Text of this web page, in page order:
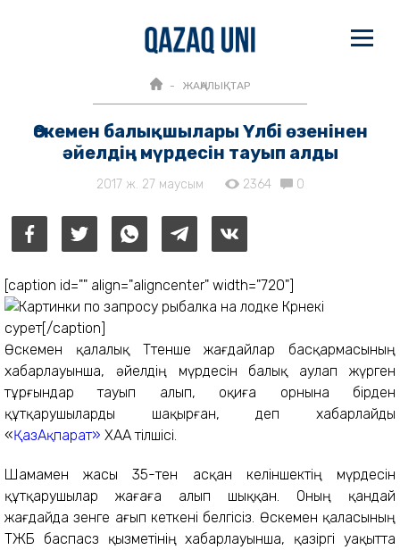
ЖАҢАЛЫҚТАР
Өскемен балықшылары Үлбі өзенінен
әйелдің мүрдесін тауып алды
2017 ж. 27 маусым 2364 0
[caption id="" align="aligncenter" width="720"]
Көрнекі
сурет[/caption]
Өскемен қалалық Төтенше жағдайлар басқармасының
хабарлауынша, әйелдің мүрдесін балық аулап жүрген
тұрғындар тауып алып, оқиға орнына бірден
құтқарушыларды шақырған, деп хабарлайды
«ҚазАқпарат» ХАА тілшісі.
Шамамен жасы 35-тен асқан келіншектің мүрдесін
құтқарушылар жағаға алып шыққан. Оның қандай
жағдайда өзенге ағып кеткені белгісіз. Өскемен қаласының
ТЖБ баспасөз қызметінің хабарлауынша, қазіргі уақытта